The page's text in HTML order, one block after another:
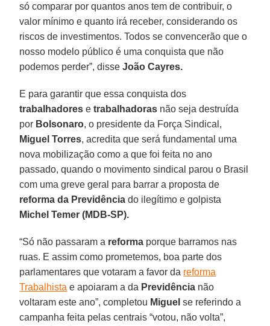
só comparar por quantos anos tem de contribuir, o
valor mínimo e quanto irá receber, considerando os
riscos de investimentos. Todos se convencerão que o
nosso modelo público é uma conquista que não
podemos perder”, disseJoão Cayres.
E para garantir que essa conquista dos
trabalhadores etrabalhadoras não seja destruída
por Bolsonaro, o presidente da Força Sindical,
Miguel Torres, acredita que será fundamental uma
nova mobilização como a que foi feita no ano
passado, quando o movimento sindical parou o Brasil
com uma greve geral para barrar a proposta de
reforma da Previdência do ilegítimo e golpista
Michel Temer (MDB-SP).
“Só não passaram a reforma porque barramos nas
ruas. E assim como prometemos, boa parte dos
parlamentares que votaram a favor da reforma
Trabalhista e apoiaram a da Previdência não
voltaram este ano”, completou Miguel se referindo a
campanha feita pelas centrais “votou, não volta”,